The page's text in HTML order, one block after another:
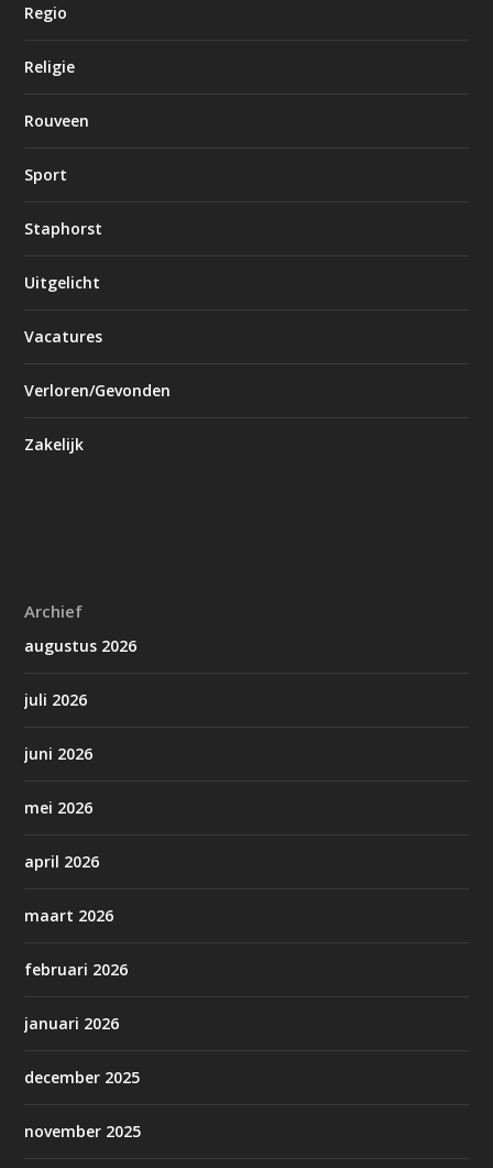
Regio
Religie
Rouveen
Sport
Staphorst
Uitgelicht
Vacatures
Verloren/Gevonden
Zakelijk
Archief
augustus 2026
juli 2026
juni 2026
mei 2026
april 2026
maart 2026
februari 2026
januari 2026
december 2025
november 2025